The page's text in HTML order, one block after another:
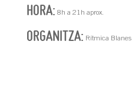
HORA: 8h a 21h aprox.
ORGANITZA: Rítmica Blanes